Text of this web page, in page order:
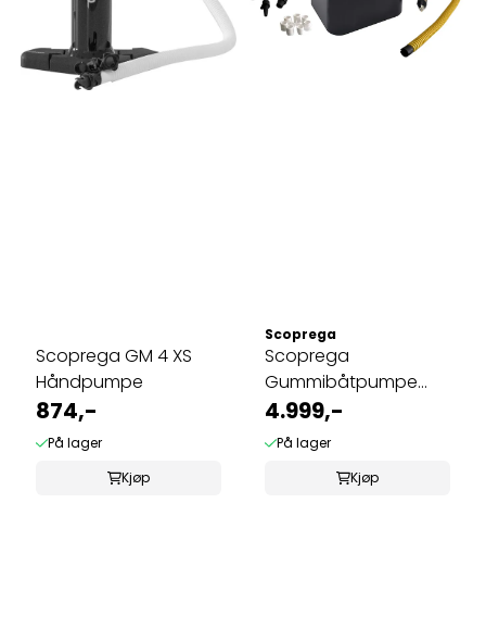
Scoprega GM 4 XS
Håndpumpe
874,-
På lager
Kjøp
Scoprega
Scoprega
Gummibåtpumpe
oppladbar 12V
4.999,-
På lager
Kjøp